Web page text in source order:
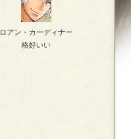
ロアン・カーディナー
格好いい